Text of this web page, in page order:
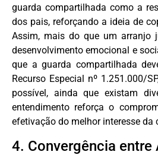
guarda compartilhada como a
dos pais, reforçando a ideia de
Assim, mais do que um arranjo
desenvolvimento emocional e
que a guarda compartilhada
Recurso Especial nº 1.251.000/
possível, ainda que existam
entendimento reforça o
efetivação do melhor interesse
4. Convergência entre